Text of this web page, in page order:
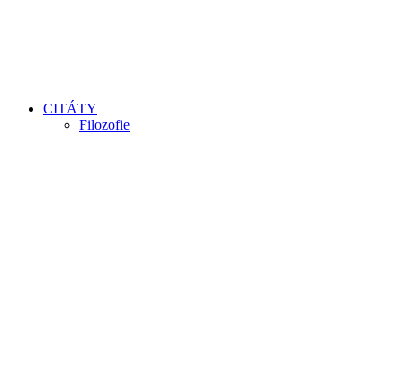
CITÁTY
Filozofie